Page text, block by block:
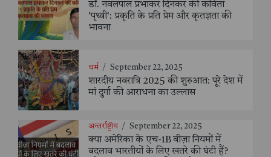
डॉ. नवलपाल प्रभाकर दिनकर की कविता
'पृथ्वी': प्रकृति के प्रति प्रेम और कृतज्ञता की
भावना
धर्म / September 22, 2025
शारदीय नवरात्रि 2025 की शुरुआत: पूरे देश में
मां दुर्गा की आराधना का उल्लास
अन्तर्राष्ट्रीय / September 22, 2025
क्या अमेरिका के एच-1B वीज़ा नियमों में
बदलाव भारतीयों के लिए खतरे की घंटी हैं?